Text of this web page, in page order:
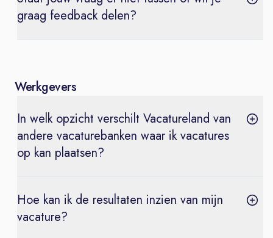
graag feedback delen?
Werkgevers
In welk opzicht verschilt Vacatureland van
andere vacaturebanken waar ik vacatures
op kan plaatsen?
Hoe kan ik de resultaten inzien van mijn
vacature?